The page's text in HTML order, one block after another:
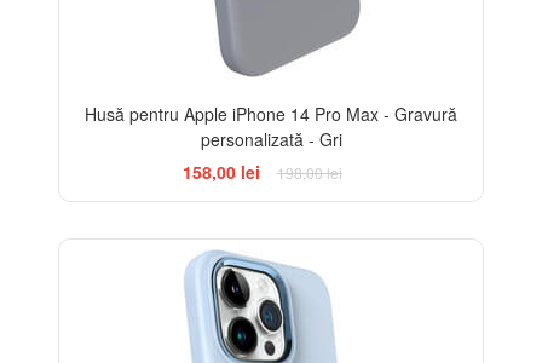
Husă pentru Apple iPhone 14 Pro Max - Gravură
personalizată - Gri
158,00 lei
198,00 lei